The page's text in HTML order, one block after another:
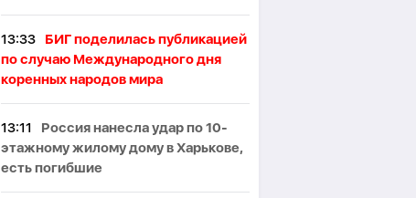
13:33
БИГ поделилась публикацией
по случаю Международного дня
коренных народов мира
13:11
Россия нанесла удар по 10-
этажному жилому дому в Харькове,
есть погибшие